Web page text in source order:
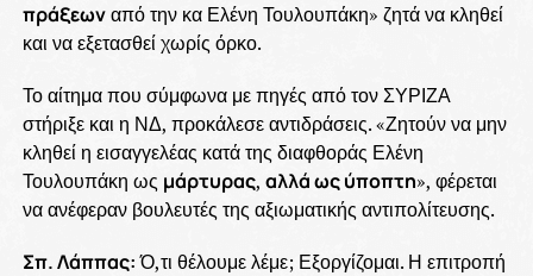
πράξεωναπό την κα Ελένη Τουλουπάκη» ζητά να κληθεί
και να εξετασθεί χωρίς όρκο.
Το αίτημα που σύμφωνα με πηγές από τον ΣΥΡΙΖΑ
στήριξε και η ΝΔ, προκάλεσε αντιδράσεις. «Ζητούν να μην
κληθεί η εισαγγελέας κατά της διαφθοράς Ελένη
Τουλουπάκη ως μάρτυρας, αλλά ως ύποπτη», φέρεται
να ανέφεραν βουλευτές της αξιωματικής αντιπολίτευσης.
Σπ. Λάππας:Ό,τι θέλουμε λέμε; Εξοργίζομαι. Η επιτροπή